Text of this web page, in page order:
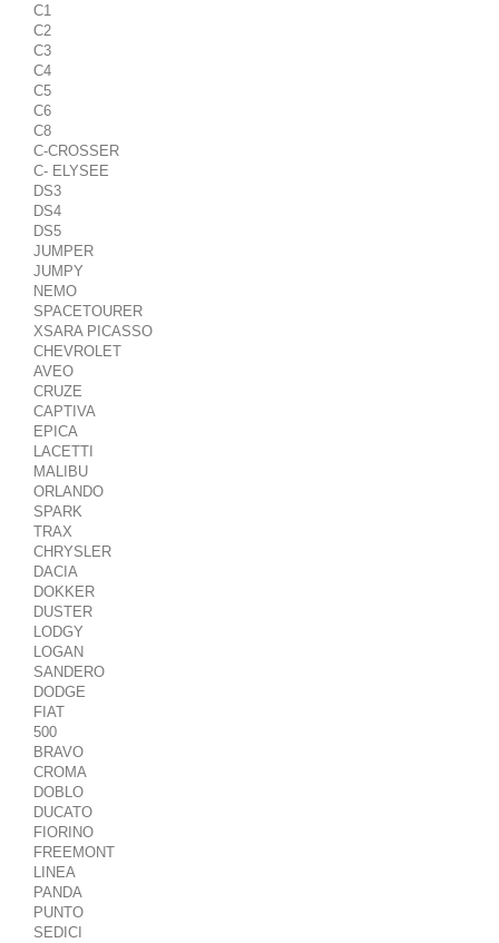
C1
C2
C3
C4
C5
C6
C8
C-CROSSER
C- ELYSEE
DS3
DS4
DS5
JUMPER
JUMPY
NEMO
SPACETOURER
XSARA PICASSO
CHEVROLET
AVEO
CRUZE
CAPTIVA
EPICA
LACETTI
MALIBU
ORLANDO
SPARK
TRAX
CHRYSLER
DACIA
DOKKER
DUSTER
LODGY
LOGAN
SANDERO
DODGE
FIAT
500
BRAVO
CROMA
DOBLO
DUCATO
FIORINO
FREEMONT
LINEA
PANDA
PUNTO
SEDICI